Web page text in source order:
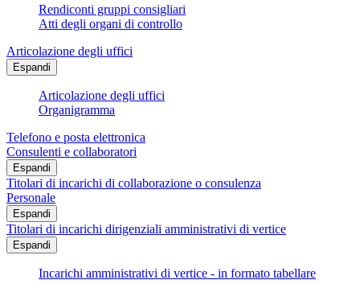
Rendiconti gruppi consigliari
Atti degli organi di controllo
Articolazione degli uffici
Espandi
Articolazione degli uffici
Organigramma
Telefono e posta elettronica
Consulenti e collaboratori
Espandi
Titolari di incarichi di collaborazione o consulenza
Personale
Espandi
Titolari di incarichi dirigenziali amministrativi di vertice
Espandi
Incarichi amministrativi di vertice - in formato tabellare